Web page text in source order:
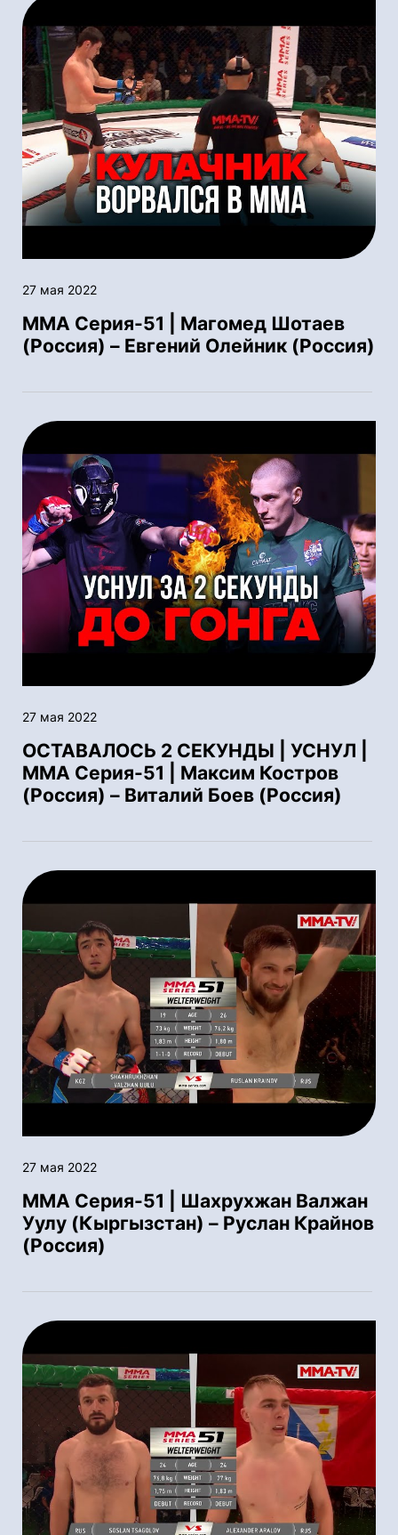
27 мая 2022
ММА Серия-51 | Магомед Шотаев
(Россия) – Евгений Олейник (Россия)
27 мая 2022
ОСТАВАЛОСЬ 2 СЕКУНДЫ | УСНУЛ |
ММА Серия-51 | Максим Костров
(Россия) – Виталий Боев (Россия)
27 мая 2022
ММА Серия-51 | Шахрухжан Валжан
Уулу (Кыргызстан) – Руслан Крайнов
(Россия)